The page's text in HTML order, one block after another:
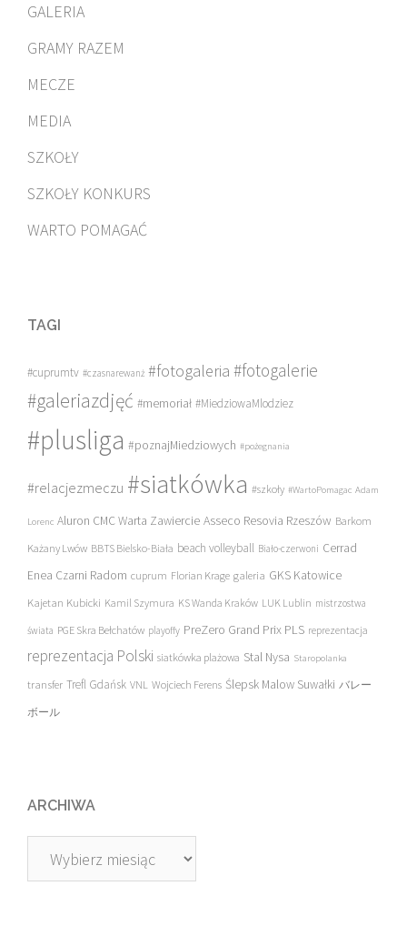
GALERIA
GRAMY RAZEM
MECZE
MEDIA
SZKOŁY
SZKOŁY KONKURS
WARTO POMAGAĆ
TAGI
#cuprumtv #czasnarewanż #fotogaleria #fotogalerie
#galeriazdjęć #memoriał #MiedziowaMlodziez
#plusliga #poznajMiedziowych #pożegnania
#relacjezmeczu #siatkówka #szkoły #WartoPomagac Adam
Lorenc Aluron CMC Warta Zawiercie Asseco Resovia Rzeszów Barkom
Każany Lwów BBTS Bielsko-Biała beach volleyball Biało-czerwoni Cerrad
Enea Czarni Radom cuprum Florian Krage galeria GKS Katowice
Kajetan Kubicki Kamil Szymura KS Wanda Kraków LUK Lublin mistrzostwa
świata PGE Skra Bełchatów playoffy PreZero Grand Prix PLS reprezentacja
reprezentacja Polski siatkówka plażowa Stal Nysa Staropolanka
transfer Trefl Gdańsk VNL Wojciech Ferens Ślepsk Malow Suwałki バレー
ボール
ARCHIWA
Archiwa